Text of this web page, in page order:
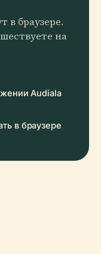
в браузере.
на
Audiala
в браузере